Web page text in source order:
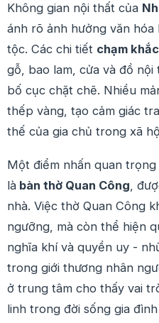
Không gian nội thất của
ánh rõ ảnh hưởng văn
tộc. Các chi tiết chạm khắc
gỗ, bao lam, cửa và đồ
bố cục chặt chẽ. Nhiều
thếp vàng, tạo cảm giác
thế của gia chủ trong xã
Một điểm nhấn quan
là bàn thờ Quan Công,
nhà. Việc thờ Quan Công
ngưỡng, mà còn thể hiện
nghĩa khí và quyền uy -
trong giới thương nhân
ở trung tâm cho thấy vai
linh trong đời sống gia